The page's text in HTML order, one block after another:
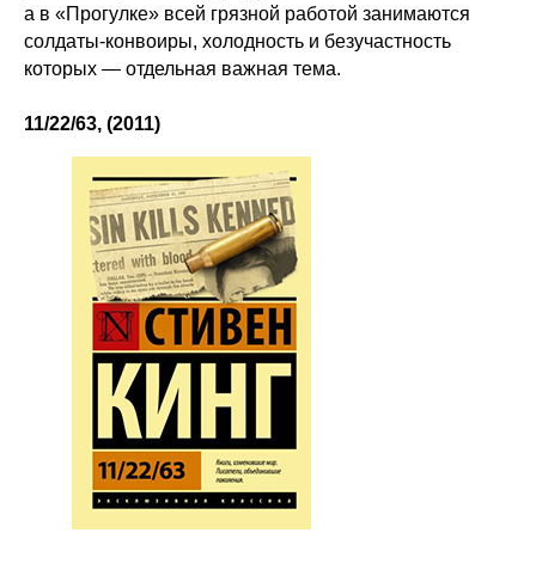
а в «Прогулке» всей грязной работой занимаются
солдаты-конвоиры, холодность и безучастность
которых — отдельная важная тема.
11/22/63, (2011)